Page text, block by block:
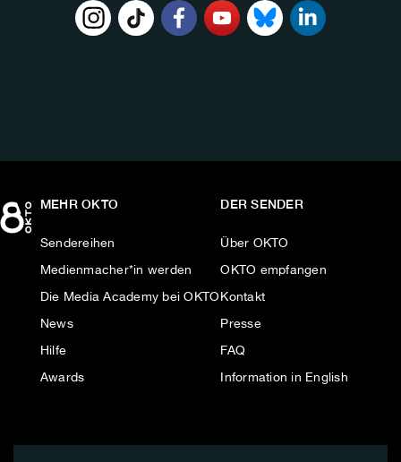
MEHR OKTO
Sendereihen
Medienmacher*in werden
Die Media Academy bei OKTO
News
Hilfe
Awards
DER SENDER
Über OKTO
OKTO empfangen
Kontakt
Presse
FAQ
Information in English